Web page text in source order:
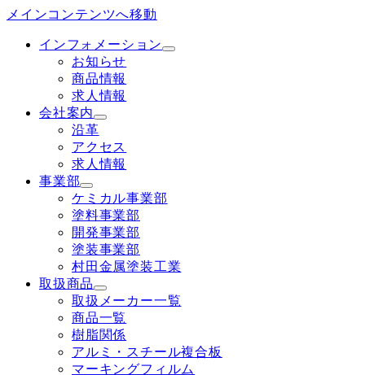
メインコンテンツへ移動
インフォメーション
お知らせ
商品情報
求人情報
会社案内
沿革
アクセス
求人情報
事業部
ケミカル事業部
塗料事業部
開発事業部
塗装事業部
村田金属塗装工業
取扱商品
取扱メーカー一覧
商品一覧
樹脂関係
アルミ・スチール複合板
マーキングフィルム